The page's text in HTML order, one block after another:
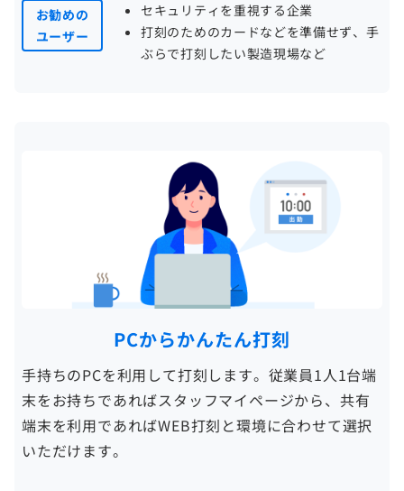
お勧めの
ユーザー
セキュリティを重視する企業
打刻のためのカードなどを準備せず、手
ぶらで打刻したい製造現場など
PCからかんたん打刻
手持ちのPCを利用して打刻します。従業員1人1台端
末をお持ちであればスタッフマイページから、共有
端末を利用であればWEB打刻と環境に合わせて選択
いただけます。